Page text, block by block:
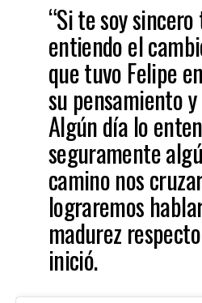
“Si te soy
entiendo el
que tuvo Felipe
su pensamiento
Algún día lo
seguramente
camino nos
lograremos
madurez
inició.